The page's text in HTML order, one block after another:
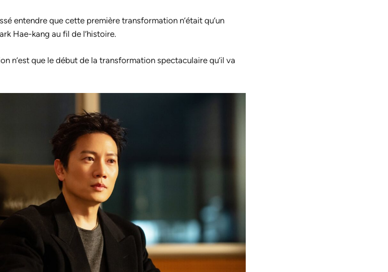
entendre que cette première transformation n’était qu’un
Hae-kang au fil de l’histoire.
n’est que le début de la transformation spectaculaire qu’il va